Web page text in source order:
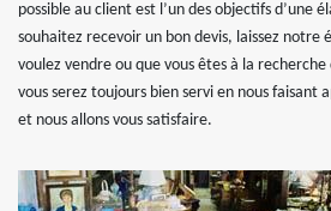
possible au client est l’un des objectifs d’une
souhaitez recevoir un bon devis, laissez notre
voulez vendre ou que vous êtes à la
vous serez toujours bien servi en nous faisant
et nous allons vous satisfaire.